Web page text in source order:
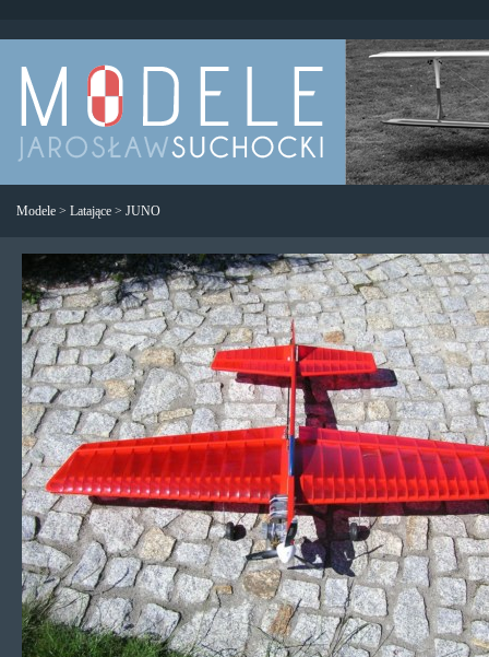
Modele > Latające > JUNO